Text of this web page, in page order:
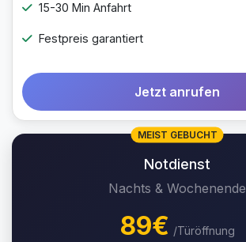
15-30 Min Anfahrt
Festpreis garantiert
Jetzt anrufen
MEIST GEBUCHT
Notdienst
Nachts & Wochenende
89€ /Türöffnung